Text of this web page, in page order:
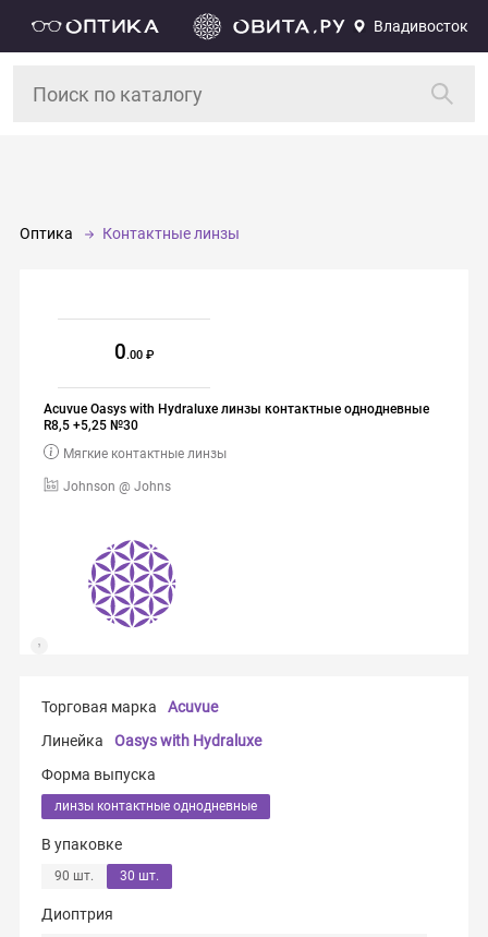
Владивосток
Оптика Контактные линзы
Acuvue Oasys with Hydraluxe линзы контактные однодневные
R8,5 +5,25 №30
Johnson @ Johns
Мягкие контактные линзы
0.00
Торговая марка
Acuvue
Линейка
Oasys with Hydraluxe
Форма выпуска
линзы контактные однодневные
В упаковке
90 шт. 30 шт.
Диоптрия